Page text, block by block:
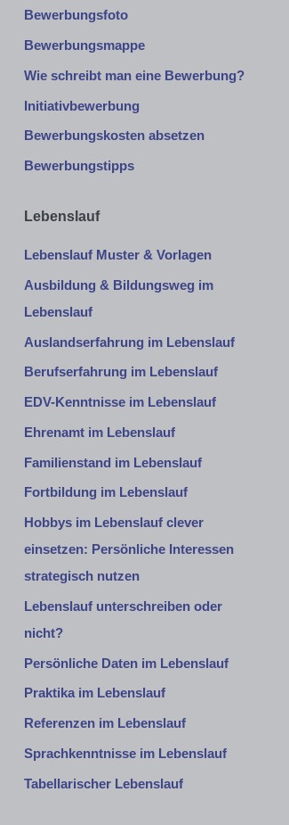
Bewerbungsfoto
Bewerbungsmappe
Wie schreibt man eine Bewerbung?
Initiativbewerbung
Bewerbungskosten absetzen
Bewerbungstipps
Lebenslauf
Lebenslauf Muster & Vorlagen
Ausbildung & Bildungsweg im
Lebenslauf
Auslandserfahrung im Lebenslauf
Berufserfahrung im Lebenslauf
EDV-Kenntnisse im Lebenslauf
Ehrenamt im Lebenslauf
Familienstand im Lebenslauf
Fortbildung im Lebenslauf
Hobbys im Lebenslauf clever
einsetzen: Persönliche Interessen
strategisch nutzen
Lebenslauf unterschreiben oder
nicht?
Persönliche Daten im Lebenslauf
Praktika im Lebenslauf
Referenzen im Lebenslauf
Sprachkenntnisse im Lebenslauf
Tabellarischer Lebenslauf